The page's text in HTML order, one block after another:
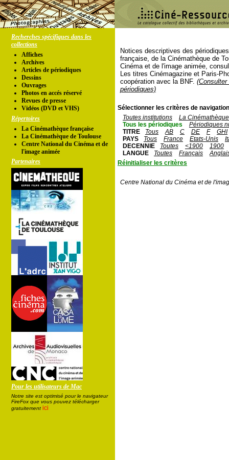
Recherches spécifiques dans les
collections
Affiches
Archives
Articles de périodiques
Dessins
Ouvrages
Photos en accés réservé
Revues de presse
Vidéos (DVD et VHS)
Répertoires
La Cinémathèque française
La Cinémathèque de Toulouse
Centre National du Cinéma et de
l'image animée
Partenaires
Pour les utilisateurs de Mac
Notre site est optimisé pour le navigateur
FireFox que vous pouvez télécharger
gratuitement ici
Notices descriptives des
française, de la Cinémathèque de
Cinéma et de l'image animée,
Les titres Cinémagazine et Paris-
coopération avec la BNF.
périodiques)
Sélectionner les critères de
Toutes institutions
La
Tous les périodiques
Périodiques
TITRE
Tous AB C DE F
GHI
PAYS
Tous France Etats-Unis
DECENNIE
Toutes <1900
1900
LANGUE
Toutes Français
Réinitialiser les critères
Centre National du Cinéma et de